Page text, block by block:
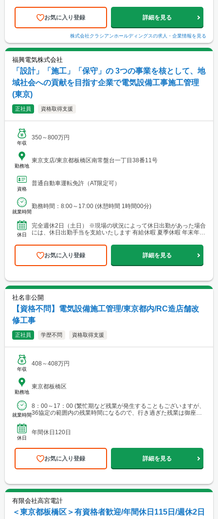
1-20 ﾙﾈｽ･ﾚｳﾞｰﾙ1階 ◎南横浜：神奈川県横浜市港南区上永谷3-13-5
富士見ﾏﾝｼｮﾝ1F ◎横須賀サテライト：神奈川県横須賀市大津町1-1-
10 ◎厚木：神奈川県厚木市船子602-1 ◎湘南サテライト：神奈川
県茅ヶ崎市出⼝町5-22 ◎相模原サテライト：神奈川県相模原市南
県さいたま市北区吉野町2-200-1 ◎東埼玉：埼玉県越谷市蒲生愛宕
町6-57 ◎川口サテライト：埼玉県川口市上青木西4-26-13 ◎所
沢：埼玉県所沢市岩岡町801-1 ◎熊谷サテライト：埼玉県熊谷市
石原710-3 【千葉県】 ◎千葉：千葉県千葉市緑区土気町1632-2 ◎
市原サテライト：千葉県市原市辰巳台東5-8-7 ◎船橋：千葉県船橋
市丸山4-46-6 ◎柏：千葉県柏市大井568-1 ◎成田サテライト：千
葉県成田市伊能5048-1 【茨城県】 ◎つくば：茨城県つくば市高野
屋：愛知県名古屋市西区平出町134 ｼﾞｭﾈｽ平出1階 ◎名古屋南サテ
ライト：愛知県名古屋市南区赤坪町1番地 ◎岡崎：愛知県岡崎市上
里2丁目1-25 【岐阜県】 ◎岐阜：岐阜県岐阜市茜部本郷1丁目49 2
粟生南2-12-69 彩都ｼｵﾝ1階 ◎南大阪：大阪府堺市中区深井清水町
F
お気に入り登録 詳細を見る
株式会社クラシアンホールディングスの求人・企業情報を見る
福興電気株式会社
「設計」「施工」「保守」の 3つの事業を核として、地
域社会への貢献を目指す企業で電気設備工事施工管理
(東京)
正社員 資格取得支援
年収
350～800万円
勤務地
東京支店/東京都板橋区南常盤台一丁目38番11号
資格
普通自動車運転免許（AT限定可）
就業時間
勤務時間：8:00～17:00 (休憩時間 1時間00分)
休日
完全週休2日（土日） ※現場の状況によって休日出勤があった場合
には、休日出勤手当を支給いたします 有給休暇 夏季休暇 年末年始
お気に入り登録 詳細を見る
社名非公開
【資格不問】電気設備施工管理/東京都内/RC造店舗改
修工事
正社員 学歴不問 資格取得支援
年収
408～408万円
勤務地
東京都板橋区
就業時間
8：00～17：00 (繁忙期など残業が発生することもございますが、
36協定の範囲内の残業時間になるので、行き過ぎた残業は御座い
休日
年間休日120日
お気に入り登録 詳細を見る
有限会社高宮電計
＜東京都板橋区＞有資格者歓迎/年間休日115日/週休2日